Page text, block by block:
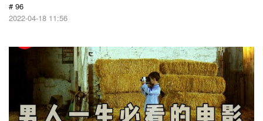
# 96
2022-04-18 11:56